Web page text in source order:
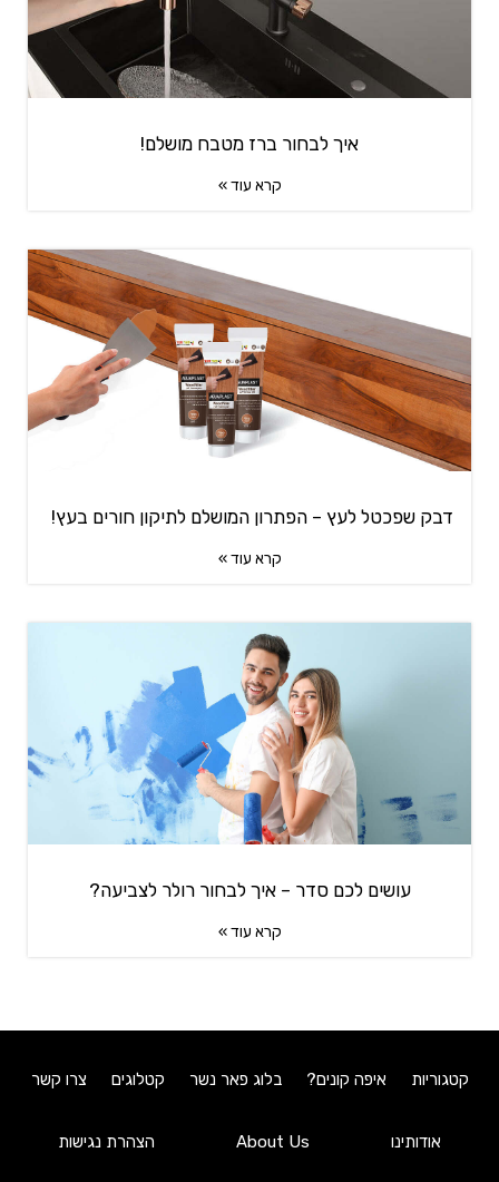
איך לבחור ברז מטבח מושלם!
קרא עוד »
דבק שפכטל לעץ – הפתרון המושלם לתיקון חורים בעץ!
קרא עוד »
עושים לכם סדר – איך לבחור רולר לצביעה?
קרא עוד »
קטגוריות איפה קונים? בלוג פאר נשר קטלוגים צרו קשר
אודותינו About Us הצהרת נגישות